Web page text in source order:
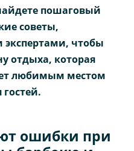
пошаговый
советы,
чтобы
отдыха, которая
любимым местом
ошибки при